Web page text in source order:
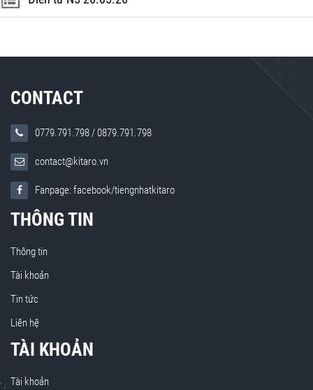
CONTACT
0779.791.798/0879.791.798
contact@kitaro.vn
Fanpage: facebook/tiengnhatkitaro
THÔNG TIN
Thông tin
Tài khoản
Tin tức
Liên hệ
TÀI KHOẢN
Tài khoản